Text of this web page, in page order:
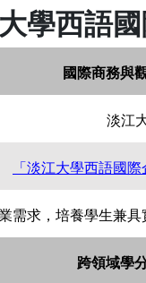
學西語
國際商務與
淡江
「淡江大學西語國
需求，培養學生兼
跨領域學